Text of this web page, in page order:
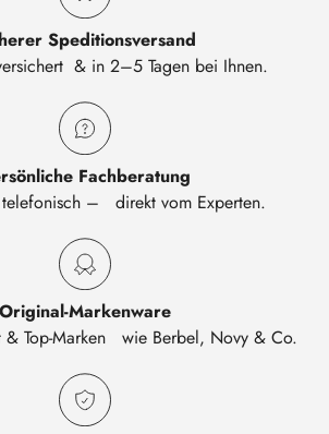
Speditionsversand
& in 2–5 Tagen bei Ihnen.
Fachberatung
– direkt vom Experten.
Original-Markenware
& Top-Marken wie Berbel, Novy & Co.